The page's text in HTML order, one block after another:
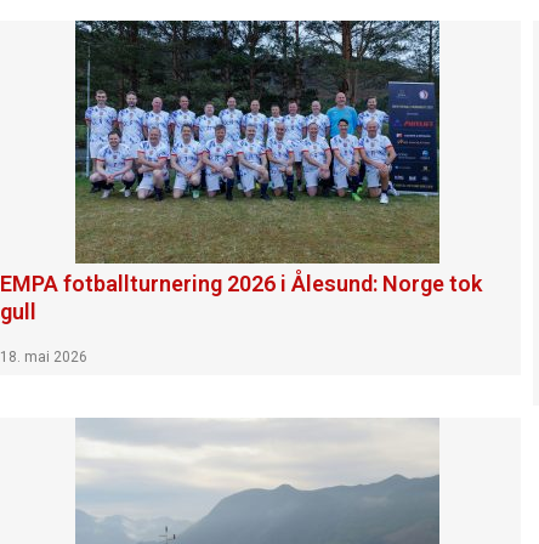
EMPA fotballturnering 2026 i Ålesund: Norge tok
gull
18. mai 2026